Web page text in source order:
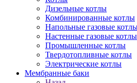
Дизельные котлы
Комбинированные котлы
Напольные газовые
Настенные газовые котлы
Промышленные котлы
Твердотопливные котлы
Электрические котлы
Мембранные баки